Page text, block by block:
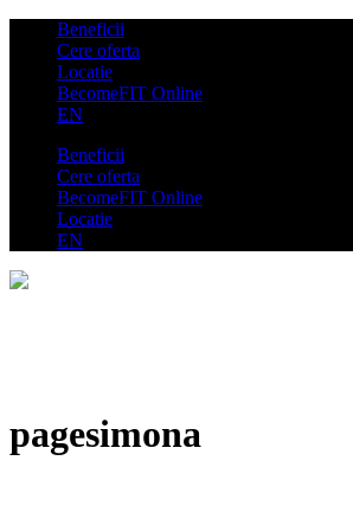
Beneficii
Cere oferta
Locatie
BecomeFIT Online
EN
Beneficii
Cere oferta
BecomeFIT Online
Locatie
EN
pagesimona